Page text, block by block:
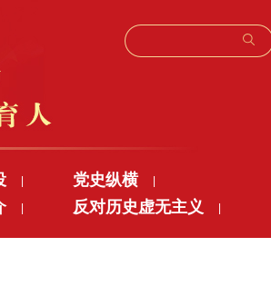
党史纵横
反对历史虚无主义